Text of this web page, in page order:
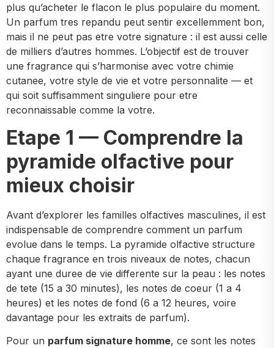
plus qu’acheter le flacon le plus populaire du moment.
Un parfum tres repandu peut sentir excellemment bon,
mais il ne peut pas etre votre signature : il est aussi celle
de milliers d’autres hommes. L’objectif est de trouver
une fragrance qui s’harmonise avec votre chimie
cutanee, votre style de vie et votre personnalite — et
qui soit suffisamment singuliere pour etre
reconnaissable comme la votre.
Etape 1 — Comprendre la
pyramide olfactive pour
mieux choisir
Avant d’explorer les familles olfactives masculines, il est
indispensable de comprendre comment un parfum
evolue dans le temps. La pyramide olfactive structure
chaque fragrance en trois niveaux de notes, chacun
ayant une duree de vie differente sur la peau : les notes
de tete (15 a 30 minutes), les notes de coeur (1 a 4
heures) et les notes de fond (6 a 12 heures, voire
davantage pour les extraits de parfum).
Pour un parfum signature homme, ce sont les notes